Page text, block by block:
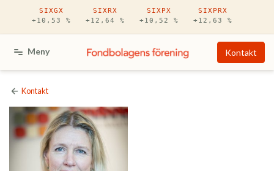
Hoppa till huvudinnehåll
SIXGX
+10,53 %
SIXRX
+12,64 %
SIXPX
+10,52 %
SIXPRX
+12,63 %
Meny Kontakt
Kontakt